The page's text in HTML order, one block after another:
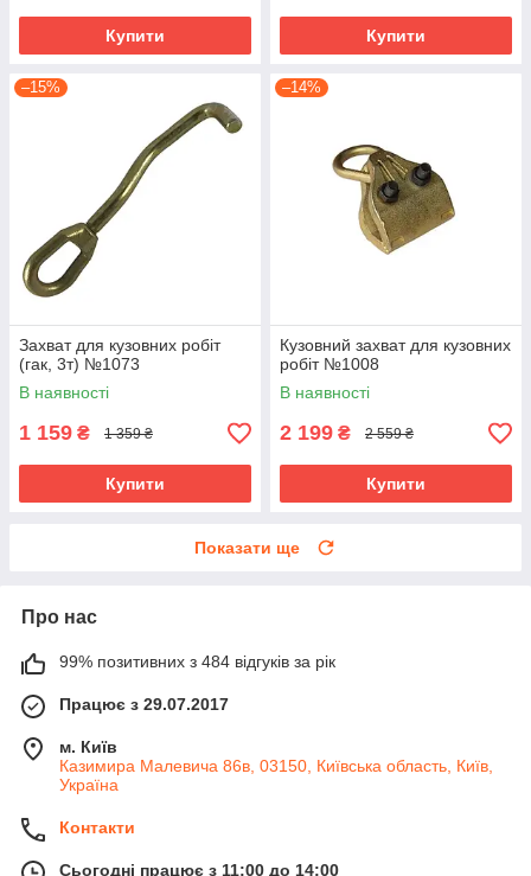
Купити Купити
–15%
Захват для кузовних робіт
(гак, 3т) №1073
В наявності
1 159 ₴ 1 359 ₴
Купити
–14%
Кузовний захват для кузовних
робіт №1008
В наявності
2 199 ₴ 2 559 ₴
Купити
Показати ще
Про нас
99% позитивних з 484 відгуків за рік
Працює з 29.07.2017
м. Київ
Казимира Малевича 86в, 03150, Київська область, Київ,
Україна
Контакти
Сьогодні працює з 11:00 до 14:00